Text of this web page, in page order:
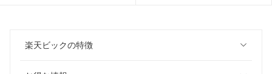
楽天ビックの特徴